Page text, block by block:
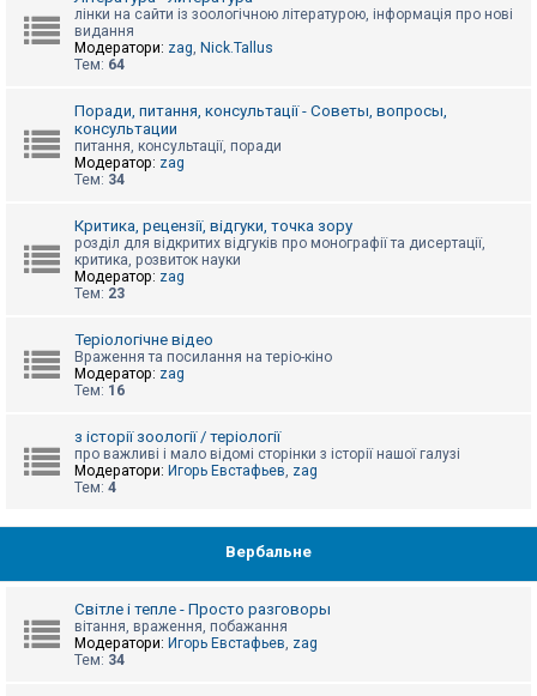
м
о
г
лінки на сайти із зоологічною літературою, інформація про нові
видання
Модератори: zag, Nick.Tallus
Тем: 64
Поради, питання, консультації - Советы, вопросы,
консультации
питання, консультації, поради
Модератор: zag
Тем: 34
Критика, рецензії, відгуки, точка зору
розділ для відкритих відгуків про монографії та дисертації,
критика, розвиток науки
Модератор: zag
Тем: 23
Теріологічне відео
Враження та посилання на теріо-кіно
Модератор: zag
Тем: 16
з історії зоології / теріології
про важливі і мало відомі сторінки з історії нашої галузі
Модератори: Игорь Евстафьев, zag
Тем: 4
Вербальне
Світле і тепле - Просто разговоры
вітання, враження, побажання
Модератори: Игорь Евстафьев, zag
Тем: 34